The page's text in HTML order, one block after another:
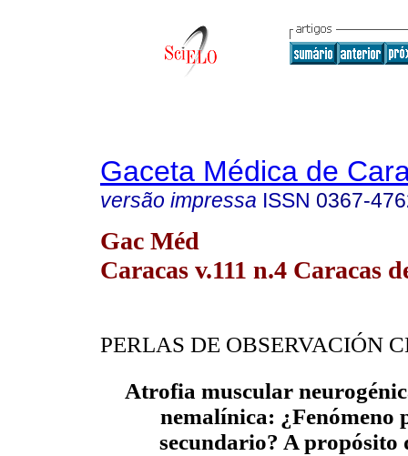
Gaceta Médica de
versão impressa ISSN 0367-
Gac Méd
Caracas v.111 n.4 Caracas
PERLAS DE OBSERVACIÓN
Atrofia muscular
nemalínica: ¿Fenómeno
secundario? A propósito